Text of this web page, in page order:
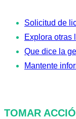
Solicitud de
Explora otras
Que dice la
Mantente
TOMAR